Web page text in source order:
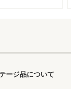
ージ品について